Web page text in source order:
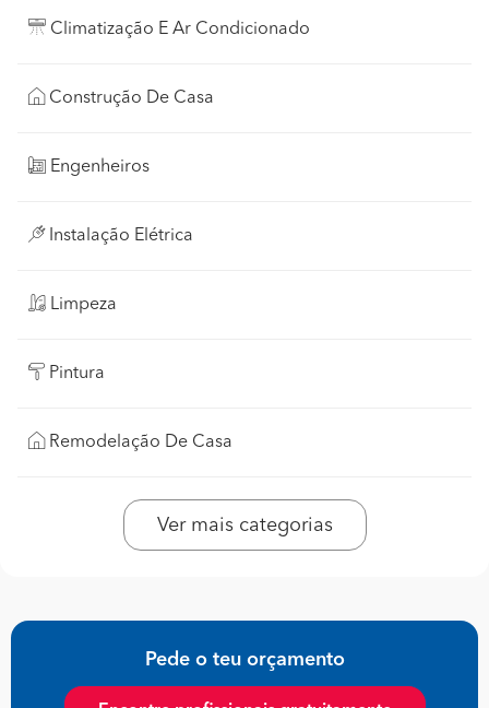
Climatização E Ar Condicionado
Construção De Casa
Engenheiros
Instalação Elétrica
Limpeza
Pintura
Remodelação De Casa
Ver mais categorias
Pede o teu orçamento